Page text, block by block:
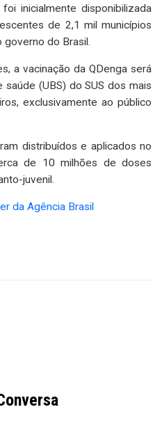
inicialmente disponibilizada
de 2,1 mil municípios
do Brasil.
a vacinação da QDenga será
(UBS) do SUS dos mais
exclusivamente ao público
distribuídos e aplicados no
de 10 milhões de doses
juvenil.
da Agência Brasil